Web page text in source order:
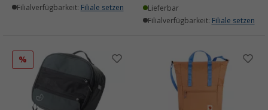
Filialverfügbarkeit: Filiale setzen
Lieferbar
Filialverfügbarkeit: Filiale setzen
%